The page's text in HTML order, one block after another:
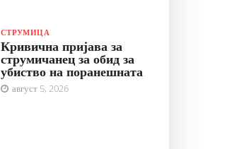
СТРУМИЦА
Кривична пријава за
струмичанец за обид за
убиство на поранешната
август 5, 2026